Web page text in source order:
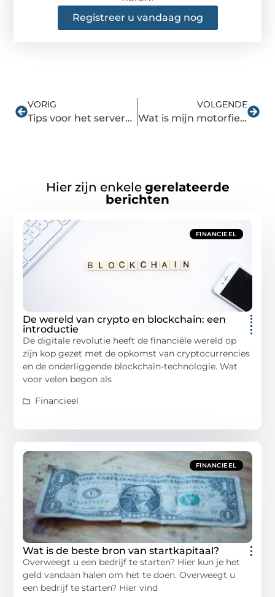
Registreer u vandaag nog
VORIG
Tips voor het serveren van hapjes tijdens een bruiloft of feestje
VOLGENDE
Wat is mijn motorfiets waard?
Hier zijn enkele gerelateerde
berichten
FINANCIEEL
De wereld van crypto en blockchain: een
introductie
De digitale revolutie heeft de financiële wereld op
zijn kop gezet met de opkomst van cryptocurrencies
en de onderliggende blockchain-technologie. Wat
voor velen begon als
Financieel
FINANCIEEL
Wat is de beste bron van startkapitaal?
Overweegt u een bedrijf te starten? Hier kun je het
geld vandaan halen om het te doen. Overweegt u
een bedrijf te starten? Hier vind